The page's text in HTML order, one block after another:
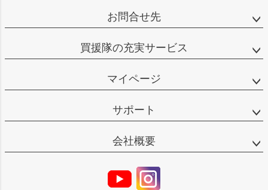
お問合せ先
買援隊の充実サービス
マイページ
サポート
会社概要